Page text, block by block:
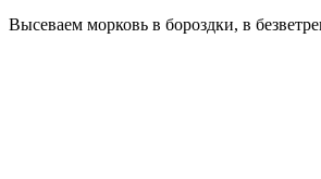
Высеваем морковь в бороздки, в